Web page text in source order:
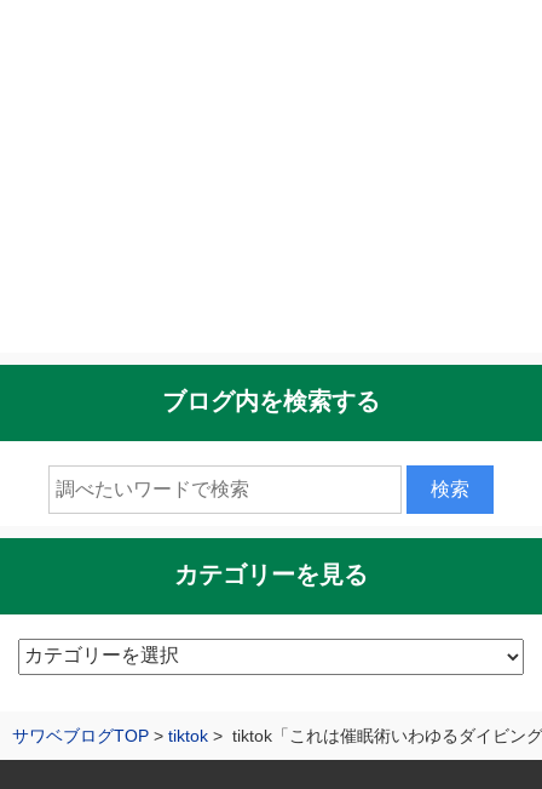
サワベブログTOP tiktok tiktok「これは催眠術いわゆるダイビン
ブログ内を検索する
カテゴリーを見る
カ
リ